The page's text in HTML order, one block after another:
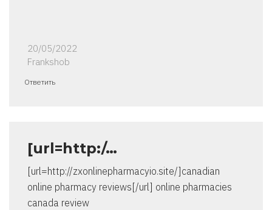
20/05/2022
Frankshob
Ответить
[url=http:/…
[url=http://zxonlinepharmacyio.site/]canadian
online pharmacy reviews[/url] online pharmacies
canada review